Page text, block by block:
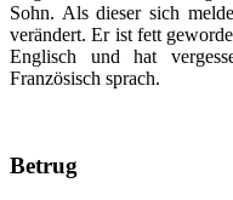
Sohn. Als dieser sich
verändert. Er ist fett
Englisch und hat
Französisch sprach.
Betrug